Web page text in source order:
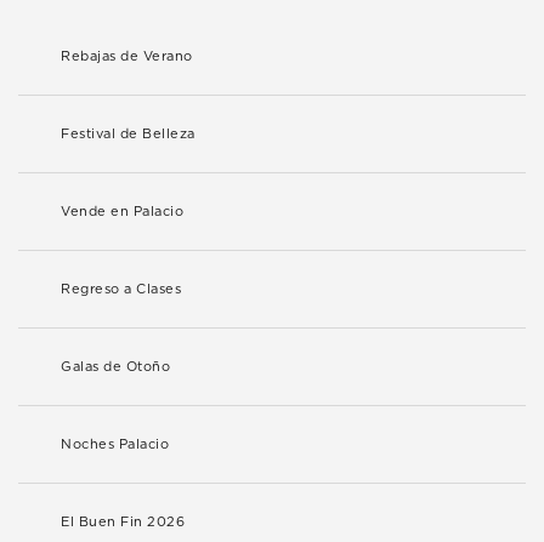
Rebajas de Verano
Festival de Belleza
Vende en Palacio
Regreso a Clases
Galas de Otoño
Noches Palacio
El Buen Fin 2026